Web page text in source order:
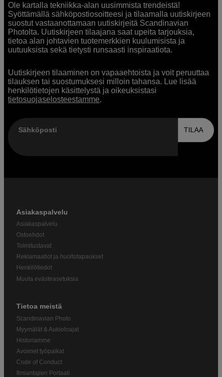
Ole kartalla tekniikka-alan uusimmista trendeistä!
Syöttämällä sähköpostiosoitteesi ja tilaamalla uutiskirjeen
suostut vastaanottamaan uutiskirjeitä Scandinavian
Photolta. Uutiskirjeen tilaajana saat upeita tarjouksia,
tietoa alan johtavien tuotemerkkien kuulumisista ja
uutuuksista sekä tietysti runsaasti inspiraatiota.
Uutiskirjeen tilaaminen on vapaaehtoista ja voit peruuttaa
tilauksen tai suostumuksesi milloin tahansa. Lue lisää
henkilötietojen käsittelystä ja oikeuksistasi
tietosuojaselosteestamme.
Sähköposti TILAA
Asiakaspalvelu
Asiakaspalvelu
Ostoehdot
Toimitustavat
Reklamaatiot ja huoltotapaukset
Henkilötiedot
Muuta evästeasetuksia
Tietoa meistä
Scandinavian Photo
Myymälät & Aukioloajat
Historiamme
Avoimet työpaikat
Code of Conduct
Ilmiantajien Portaali